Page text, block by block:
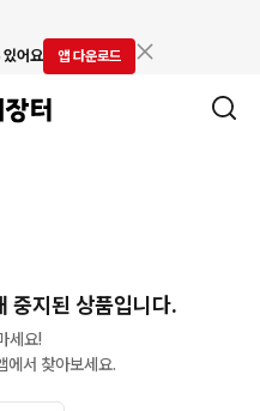
있어요 앱 다운로드
중지된 상품입니다.
세요!
에서 찾아보세요.